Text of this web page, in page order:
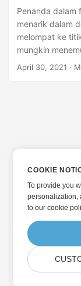
Penanda dalam
menarik dalam
melompat ke
mungkin
perlu
April 30, 2021 ·
COOKIE
To provide you
personalization,
toour cookie